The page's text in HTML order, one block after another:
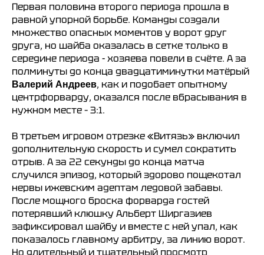
Первая половина второго периода прошла в
равной упорной борьбе. Команды создали
множество опасных моментов у ворот друг
друга, но шайба оказалась в сетке только в
середине периода - хозяева повели в счёте. А за
полминуты до конца двадцатиминутки матёрый
Валерий Андреев, как и подобает опытному
центрфорварду, оказался после вбрасывания в
нужном месте – 3:1.
В третьем игровом отрезке «Витязь» включил
дополнительную скорость и сумел сократить
отрыв. А за 22 секунды до конца матча
случился эпизод, который здорово пощекотал
нервы ижевским адептам ледовой забавы.
После мощного броска форварда гостей
потерявший клюшку Альберт Ширгазиев
зафиксировал шайбу и вместе с ней упал, как
показалось главному арбитру, за линию ворот.
Но длительный и тщательный просмотр